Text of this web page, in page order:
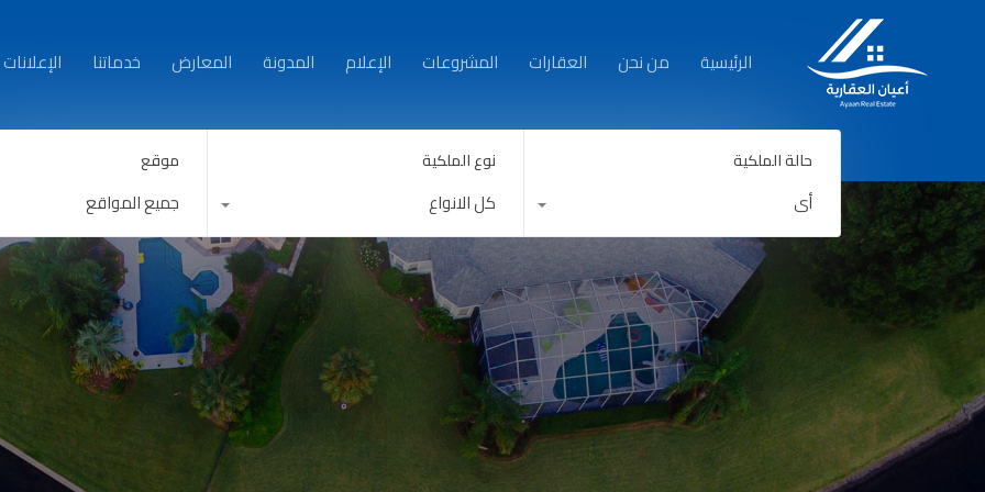
الرئيسية من نحن العقارات المشروعات الإعلام المدونة الرئيسية من نحن العقارات المشروعات الإعلام المدونة المعارض خدماتنا الإعلانات
حالة الملكية
أي
نوع الملكية
كل الانواع
موقع
جميع المواقع